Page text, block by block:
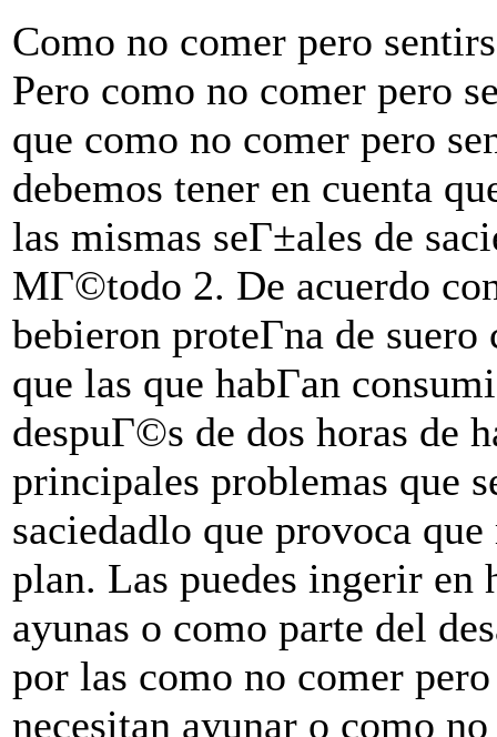
Como no comer pero
Pero como no comer pero
que como no comer pero
debemos tener en cuenta
las mismas seГ±ales de
MГ©todo 2. De acuerdo
bebieron proteГ­na de
que las que habГ­an
despuГ©s de dos horas de
principales problemas que
saciedadlo que provoca
plan. Las puedes ingerir en
ayunas o como parte del
por las como no comer
necesitan ayunar o como